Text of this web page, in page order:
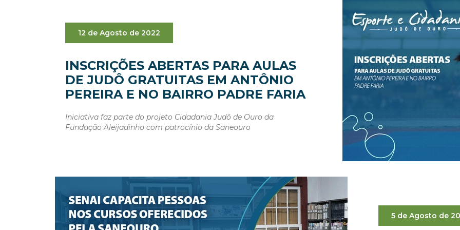
12 de Agosto de 2022
INSCRIÇÕES ABERTAS PARA AULAS
DE JUDÔ GRATUITAS EM ANTÔNIO
PEREIRA E NO BAIRRO PADRE FARIA
Iniciativa faz parte do projeto Cidadania Judô de Ouro da
Fundação Aleijadinho com patrocínio da Saneouro
5 de Agosto de